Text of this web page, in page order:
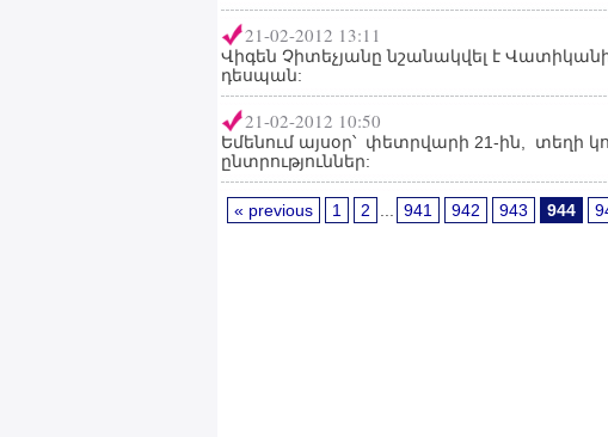
21-02-2012 13:11
Վիգեն Չիտեչյանը նշանակվել է
դեսպան:
21-02-2012 10:50
Եմենում այսօր՝ փետրվարի 21-ին,
ընտրություններ:
« previous 1 2 941 942 943 944